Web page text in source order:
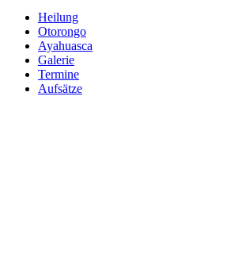
Heilung
Otorongo
Ayahuasca
Galerie
Termine
Aufsätze